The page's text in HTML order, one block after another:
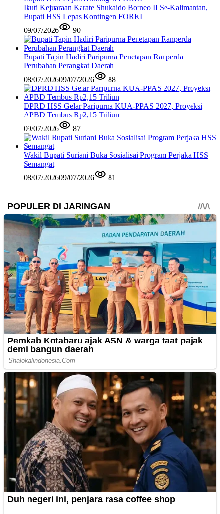
Ikuti Kejuaraan Karate Shukaido Borneo II Se-Kalimantan,
Bupati HSS Lepas Kontingen FORKI
09/07/2026
90
Bupati Tapin Hadiri Paripurna Penetapan Ranperda
Perubahan Perangkat Daerah
08/07/202609/07/2026 88
DPRD HSS Gelar Paripurna KUA-PPAS 2027, Proyeksi
APBD Tembus Rp2,15 Triliun
09/07/2026
87
Wakil Bupati Suriani Buka Sosialisai Program Perjaka HSS
Semangat
08/07/202609/07/2026 81